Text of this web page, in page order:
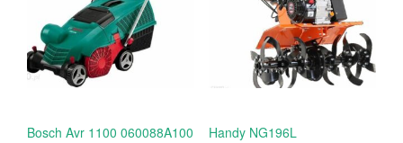
Bosch Avr 1100 060088A100 Handy NG196L